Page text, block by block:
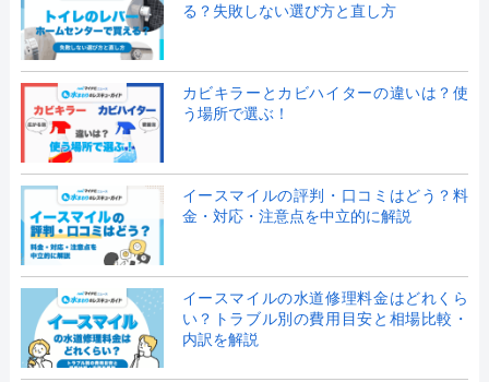
る？失敗しない選び方と直し方
カビキラーとカビハイターの違いは？使
う場所で選ぶ！
イースマイルの評判・口コミはどう？料
金・対応・注意点を中立的に解説
イースマイルの水道修理料金はどれくら
い？トラブル別の費用目安と相場比較・
内訳を解説